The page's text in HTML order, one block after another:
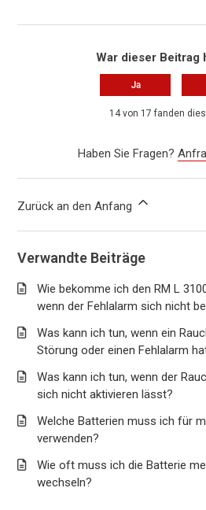
War dieser Beitrag
Ja
14 von 17 fanden
Haben Sie Fragen?
Zurück an den Anfang
Verwandte Beiträge
Wie bekomme ich den RM L
wenn der Fehlalarm sich nicht
Was kann ich tun, wenn ein
Störung oder einen Fehlalarm
Was kann ich tun, wenn der
sich nicht aktivieren lässt?
Welche Batterien muss ich für
verwenden?
Wie oft muss ich die Batterie
wechseln?